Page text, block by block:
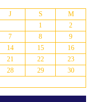
J S
M
1
2
7 8
9
14 15
16
21 22
23
28 29
30